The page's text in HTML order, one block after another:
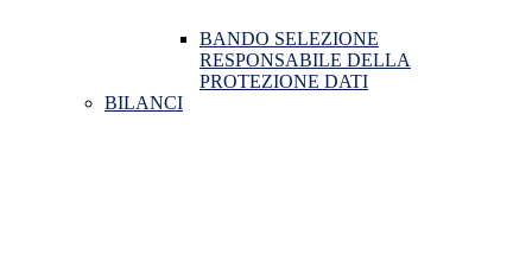
BANDO SELEZIONE
RESPONSABILE DELLA
PROTEZIONE DATI
BILANCI